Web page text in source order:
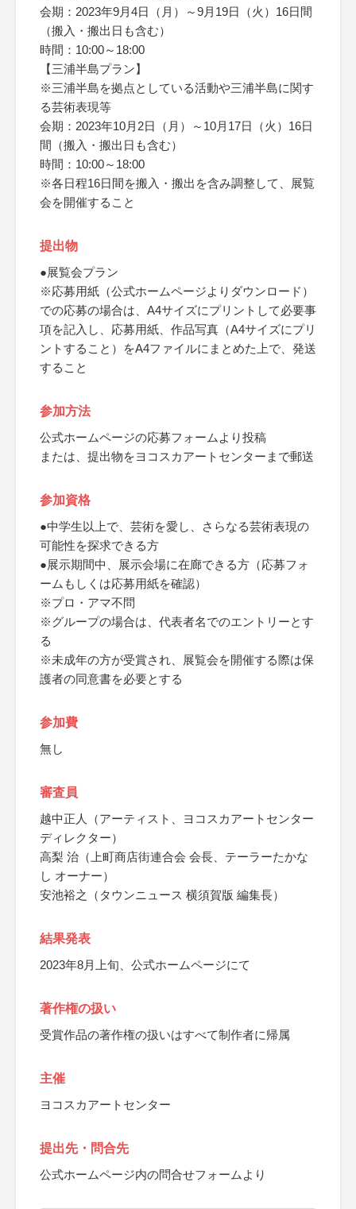
会期：2023年9月4日（月）～9月19日（火）16日間
（搬入・搬出日も含む）
時間：10:00～18:00
【三浦半島プラン】
※三浦半島を拠点としている活動や三浦半島に関す
る芸術表現等
会期：2023年10月2日（月）～10月17日（火）16日
間（搬入・搬出日も含む）
時間：10:00～18:00
※各日程16日間を搬入・搬出を含み調整して、展覧
会を開催すること
提出物
●展覧会プラン
※応募用紙（公式ホームページよりダウンロード）
での応募の場合は、A4サイズにプリントして必要事
項を記入し、応募用紙、作品写真（A4サイズにプリ
ントすること）をA4ファイルにまとめた上で、発送
すること
参加方法
公式ホームページの応募フォームより投稿
または、提出物をヨコスカアートセンターまで郵送
参加資格
●中学生以上で、芸術を愛し、さらなる芸術表現の
可能性を探求できる方
●展示期間中、展示会場に在廊できる方（応募フォ
ームもしくは応募用紙を確認）
※プロ・アマ不問
※グループの場合は、代表者名でのエントリーとす
る
※未成年の方が受賞され、展覧会を開催する際は保
護者の同意書を必要とする
参加費
無し
審査員
越中正人（アーティスト、ヨコスカアートセンター
ディレクター）
高梨 治（上町商店街連合会 会長、テーラーたかな
し オーナー）
安池裕之（タウンニュース 横須賀版 編集長）
結果発表
2023年8月上旬、公式ホームページにて
著作権の扱い
受賞作品の著作権の扱いはすべて制作者に帰属
主催
ヨコスカアートセンター
提出先・問合先
公式ホームページ内の問合せフォームより